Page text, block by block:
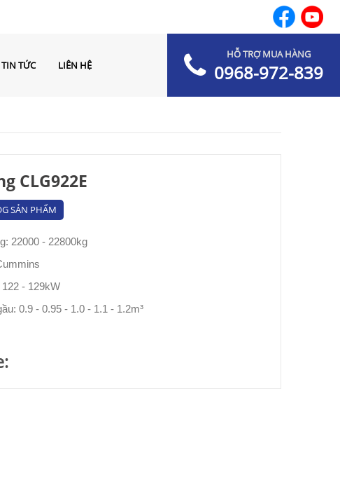
TIN TỨC LIÊN HỆ
HỖ TRỢ MUA HÀNG
0968-972-839
CLG922E
SẢN PHẨM
22000 - 22800kg
- 129kW
0.9 - 0.95 - 1.0 - 1.1 - 1.2m³